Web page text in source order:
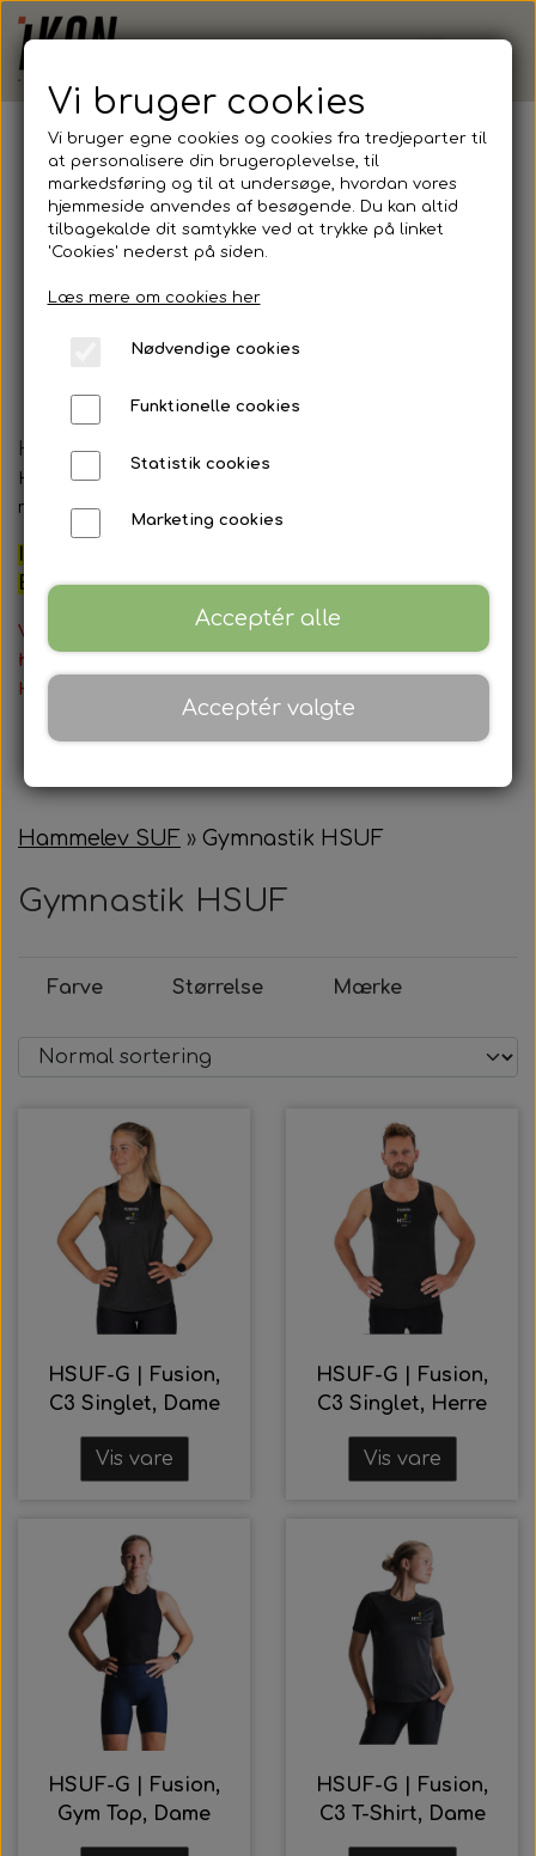
Hammelev SUF
Har du spørgsmål til din ordre eller tøjet generelt, kan du
ringe på 88 82 66 12 eller sende en mail på salg@ikon.dk
ER PÅTRYKT NAVN ELLER LOGO.
Vi bestræber os på at sende din ordre senest 14-16
hverdage efter dit køb.
Hvis der skal logo/tryk på - er leveringstiden længere.
Hammelev SUF Gymnastik HSUF
Gymnastik HSUF
Farve Størrelse Mærke
HSUF-G | Fusion,
C3 Singlet, Dame
Vis vare
HSUF-G | Fusion,
C3 Singlet, Herre
Vis vare
HSUF-G | Fusion,
Gym Top, Dame
HSUF-G | Fusion,
C3 T-Shirt, Dame
Vi bruger cookies
Vi bruger egne cookies og cookies fra tredjeparter til
at personalisere din brugeroplevelse, til
markedsføring og til at undersøge, hvordan vores
hjemmeside anvendes af besøgende. Du kan altid
tilbagekalde dit samtykke ved at trykke på linket
'Cookies' nederst på siden.
Læs mere om cookies her
Nødvendige cookies
Funktionelle cookies
Statistik cookies
Marketing cookies
Acceptér alle
Acceptér valgte